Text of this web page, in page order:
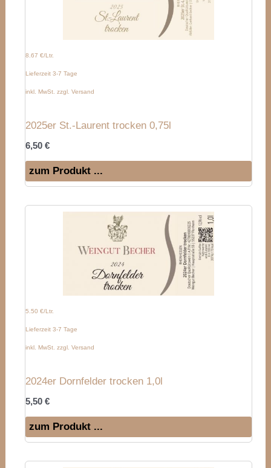
8.67 €/Ltr.
Lieferzeit 3-7 Tage
inkl. MwSt. zzgl. Versand
2025er St.-Laurent trocken 0,75l
6,50€
zum Produkt ...
5.50 €/Ltr.
Lieferzeit 3-7 Tage
inkl. MwSt. zzgl. Versand
2024er Dornfelder trocken 1,0l
5,50€
zum Produkt ...